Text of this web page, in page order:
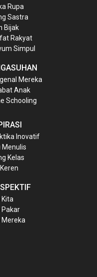
Rupa
Sastra
Bijak
Rakyat
Simpul
Mereka
Anak
Schooling
Inovatif
Menulis
Kelas
Kita
Pakar
Mereka